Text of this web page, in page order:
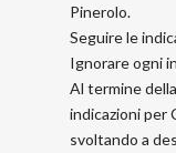
Pinerolo.
Seguire le
Ignorare ogni
Al termine
indicazioni per
svoltando a